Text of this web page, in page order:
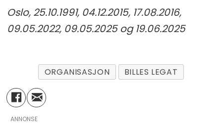
Oslo, 25.10.1991, 04.12.2015, 17.08.2016,
09.05.2022, 09.05.2025 og 19.06.2025
ORGANISASJON BILLES LEGAT
ANNONSE